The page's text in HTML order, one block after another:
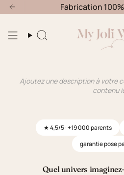
Passer
au
de
Fabrication
Recherche
Ajoutez une description à votre
contenu
★ 4,5/5 · +19 000 parents
garantie pose
Quel univers